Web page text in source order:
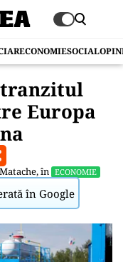
ECONOMIESOCIAL
tranzitul
Europa
, în ECONOMIE
în Google